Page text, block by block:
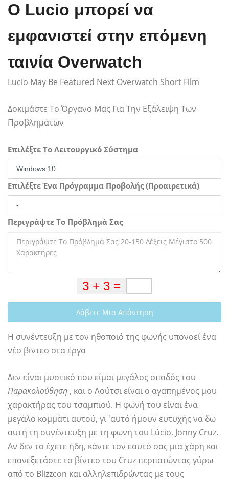
Ο Lucio μπορεί να
εμφανιστεί στην επόμενη
ταινία Overwatch
Lucio May Be Featured Next Overwatch Short Film
Δοκιμάστε Το Όργανο Μας Για Την Εξάλειψη Των
Προβλημάτων
Επιλέξτε Το Λειτουργικό Σύστημα
Επιλέξτε Ένα Πρόγραμμα Προβολής (Προαιρετικά)
Περιγράψτε Το Πρόβλημά Σας
Λάβετε Μια Απάντηση
Η συνέντευξη με τον ηθοποιό της φωνής υπονοεί ένα
νέο βίντεο στα έργα
Δεν είναι μυστικό που είμαι μεγάλος οπαδός του
Παρακολούθηση , και ο Λούτσι είναι ο αγαπημένος μου
χαρακτήρας του τσαμπιού. Η φωνή του είναι ένα
μεγάλο κομμάτι αυτού, γι 'αυτό ήμουν ευτυχής να δω
αυτή τη συνέντευξη με τη φωνή του Lúcio, Jonny Cruz.
Αν δεν το έχετε ήδη, κάντε τον εαυτό σας μια χάρη και
επανεξετάστε το βίντεο του Cruz περπατώντας γύρω
από το Blizzcon και αλληλεπιδρώντας με τους